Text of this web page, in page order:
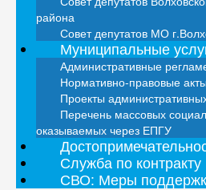
района
Совет депутатов МО
Муниципальные
Административные
Нормативно-правовые акты
Проекты
Перечень массовых
оказываемых через ЕПГУ
Служба по контракту
СВО: Меры